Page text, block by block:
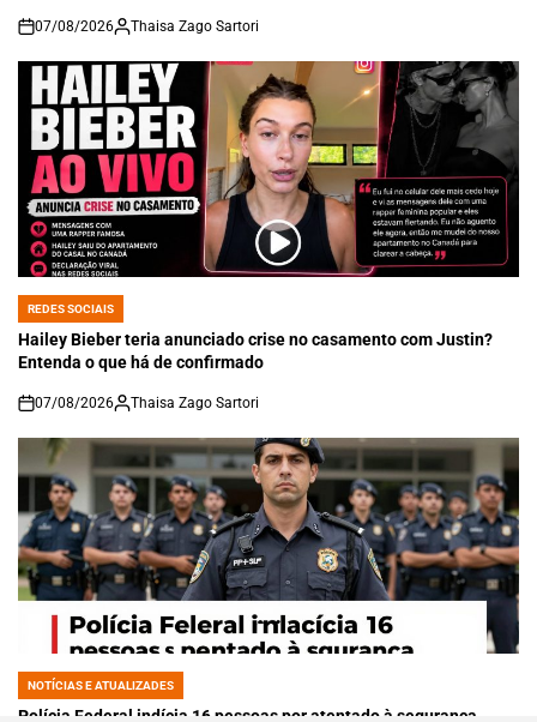
on
07/08/2026 Thaisa Zago Sartori
POSTED
IN
REDES SOCIAIS
Hailey Bieber teria anunciado crise no casamento com Justin?
Entenda o que há de confirmado
on
07/08/2026 Thaisa Zago Sartori
POSTED
IN
NOTÍCIAS E ATUALIZADES
Polícia Federal indícia 16 pessoas por atentado à segurança